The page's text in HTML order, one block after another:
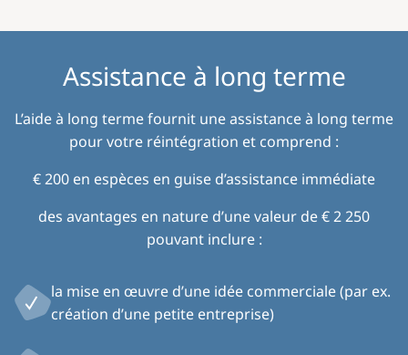
Assistance à long terme
L’aide à long terme fournit une assistance à long terme
pour votre réintégration et comprend :
€ 200 en espèces en guise d’assistance immédiate
des avantages en nature d’une valeur de € 2 250
pouvant inclure :
la mise en œuvre d’une idée commerciale (par ex.
création d’une petite entreprise)